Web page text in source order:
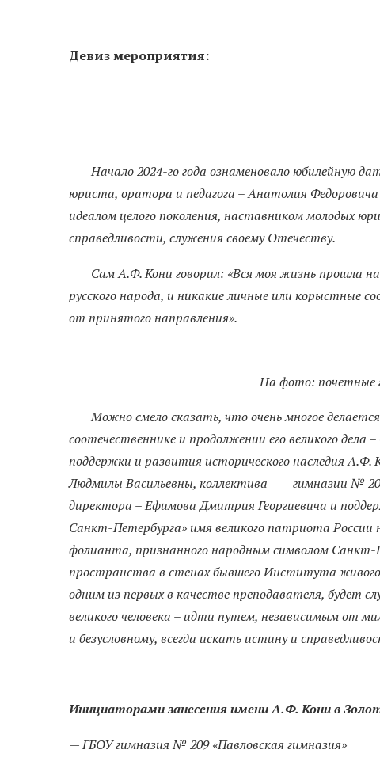
Девиз мероприятия:
Начало 2024-го года ознаменовало юбилейную
юриста, оратора и педагога – Анатолия
идеалом целого поколения, наставником молодых
справедливости, служения своему Отечеству.
Сам А.Ф. Кони говорил: «Вся моя жизнь прошла
русского народа, и никакие личные или корыстные
от принятого направления».
На фото: почетные
Можно смело сказать, что очень многое
соотечественнике и продолжении его великого
поддержки и развития исторического наследия
Людмилы Васильевны, коллектива гимназии № 209
директора – Ефимова Дмитрия Георгиевича и
Санкт-Петербурга» имя великого патриота России
фолианта, признанного народным символом Санкт-
пространства в стенах бывшего Института
одним из первых в качестве преподавателя, будет
великого человека – идти путем, независимым от
и безусловному, всегда искать истину и
Инициаторами занесения имени А.Ф. Кони в
— ГБОУ гимназия № 209 «Павловская гимназия»